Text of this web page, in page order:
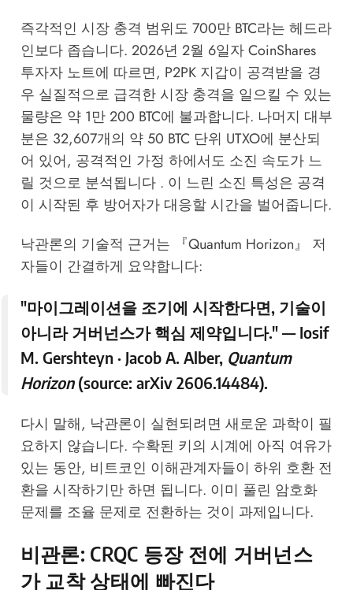
즉각적인 시장 충격 범위도 700만 BTC라는 헤드라
인보다 좁습니다. 2026년 2월 6일자 CoinShares
투자자 노트에 따르면, P2PK 지갑이 공격받을 경
우 실질적으로 급격한 시장 충격을 일으킬 수 있는
물량은 약 1만 200 BTC에 불과합니다. 나머지 대부
분은 32,607개의 약 50 BTC 단위 UTXO에 분산되
어 있어, 공격적인 가정 하에서도 소진 속도가 느
릴 것으로 분석됩니다 . 이 느린 소진 특성은 공격
이 시작된 후 방어자가 대응할 시간을 벌어줍니다.
낙관론의 기술적 근거는 『Quantum Horizon』 저
자들이 간결하게 요약합니다:
"마이그레이션을 조기에 시작한다면, 기술이
아니라 거버넌스가 핵심 제약입니다." — Iosif
M. Gershteyn · Jacob A. Alber, Quantum
Horizon(source: arXiv 2606.14484).
다시 말해, 낙관론이 실현되려면 새로운 과학이 필
요하지 않습니다. 수확된 키의 시계에 아직 여유가
있는 동안, 비트코인 이해관계자들이 하위 호환 전
환을 시작하기만 하면 됩니다. 이미 풀린 암호화
문제를 조율 문제로 전환하는 것이 과제입니다.
비관론: CRQC 등장 전에 거버넌스
가 교착 상태에 빠진다